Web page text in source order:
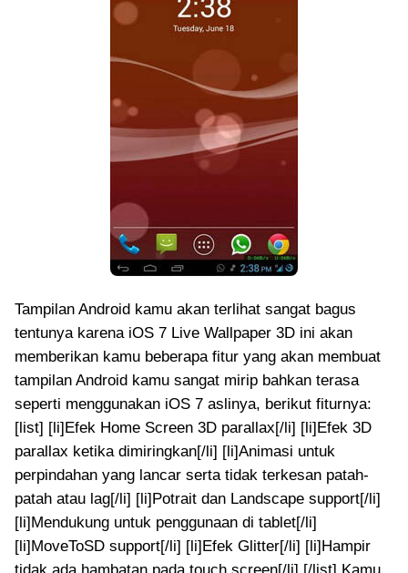
Tampilan Android kamu akan terlihat sangat bagus
tentunya karena iOS 7 Live Wallpaper 3D ini akan
memberikan kamu beberapa fitur yang akan membuat
tampilan Android kamu sangat mirip bahkan terasa
seperti menggunakan iOS 7 aslinya, berikut fiturnya:
[list] [li]Efek Home Screen 3D parallax[/li] [li]Efek 3D
parallax ketika dimiringkan[/li] [li]Animasi untuk
perpindahan yang lancar serta tidak terkesan patah-
patah atau lag[/li] [li]Potrait dan Landscape support[/li]
[li]Mendukung untuk penggunaan di tablet[/li]
[li]MoveToSD support[/li] [li]Efek Glitter[/li] [li]Hampir